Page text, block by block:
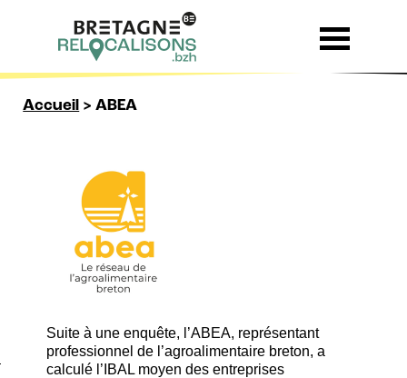
Accueil >ABEA
Suite à une enquête, l’ABEA, représentant
professionnel de l’agroalimentaire breton, a
calculé l’IBAL moyen des entreprises